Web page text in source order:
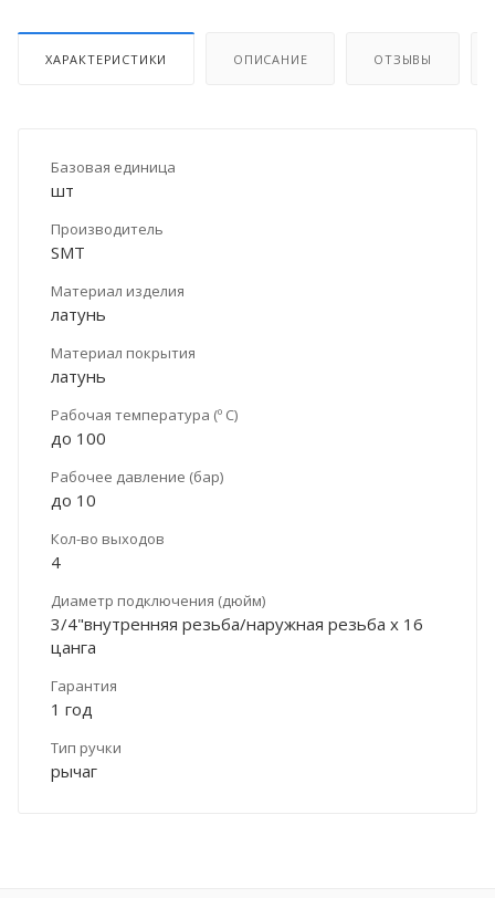
ХАРАКТЕРИСТИКИ ОПИСАНИЕ ОТЗЫВЫ
Базовая единица
шт
Производитель
SMT
Материал изделия
латунь
Материал покрытия
латунь
Рабочая температура (º С)
до 100
Рабочее давление (бар)
до 10
Кол-во выходов
4
Диаметр подключения (дюйм)
3/4"внутренняя резьба/наружная резьба х 16
цанга
Гарантия
1 год
Тип ручки
рычаг